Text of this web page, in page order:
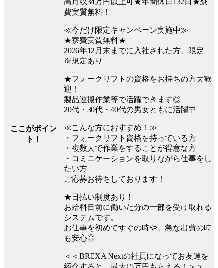
ここがポイン
ト！
費実質無料！
≪今だけ限定キャンペーン実施中≫
★寮費実質無料★
2026年12月末までに入社された方、限定
※規定あり
★フォークリフトの資格をお持ちの方大歓
迎！
製品運搬作業等で活躍できます◎
20代・30代・40代の男女ともに活躍中！
≪こんな方におすすめ！≫
・フォークリフト資格を持っている方
・複数人で作業をすることが得意な方
・コミニケーションを取りながら仕事をし
たい方
ご応募お待ちしております！
★日払い制度あり！
お給料日前に働いた分の一部を受け取れる
システムです。
お仕事を初めてすぐの時や、急な出費の時
も安心◎
＜＜BREXA Nextの社員になってお友達を
紹介すると、最大15万円もらえる！＞＞